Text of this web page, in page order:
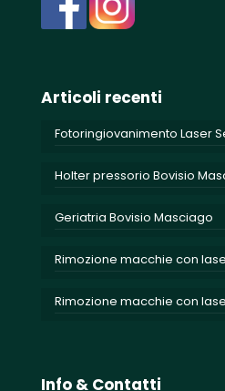
Articoli recenti
Fotoringiovanimento Laser
Holter pressorio Bovisio
Geriatria Bovisio Masciago
Rimozione macchie con
Rimozione macchie con
Info & Contatti